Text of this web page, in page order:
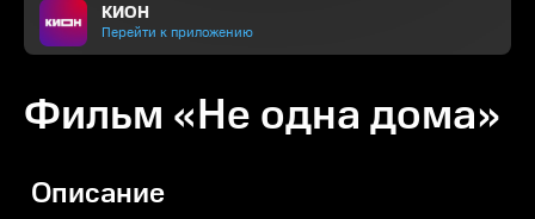
КИОН
Перейти к приложению
Фильм «Не одна дома»
Описание